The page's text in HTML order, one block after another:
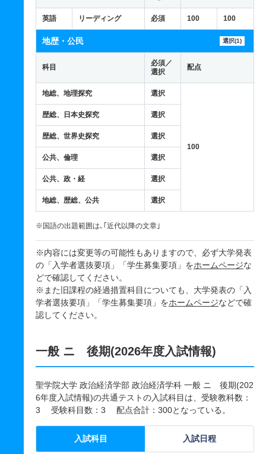
英語 リーディング 必須 100 100
地歴・公民 選択(1)
科目
必須／
選択
配点
地総、地理探究 選択
100
歴総、日本史探究 選択
歴総、世界史探究 選択
公共、倫理 選択
公共、政・経 選択
地総、歴総、公共 選択
※国語の出題範囲は､｢近代以降の文章｣
※内容には変更等の可能性もありますので、必ず大学発表
の「入学者選抜要項」「学生募集要項」をホームページな
どで確認してください。
※また旧課程の経過措置科目についても、大学発表の「入
学者選抜要項」「学生募集要項」をホームページなどで確
認してください。
一般 ニ 後期(2026年度入試情報)
聖学院大学 政治経済学部 政治経済学科 一般 ニ 後期(202
6年度入試情報)の共通テストの入試科目は、受験教科数：
3 受験科目数：3 配点合計：300となっている。
入試科目 入試日程